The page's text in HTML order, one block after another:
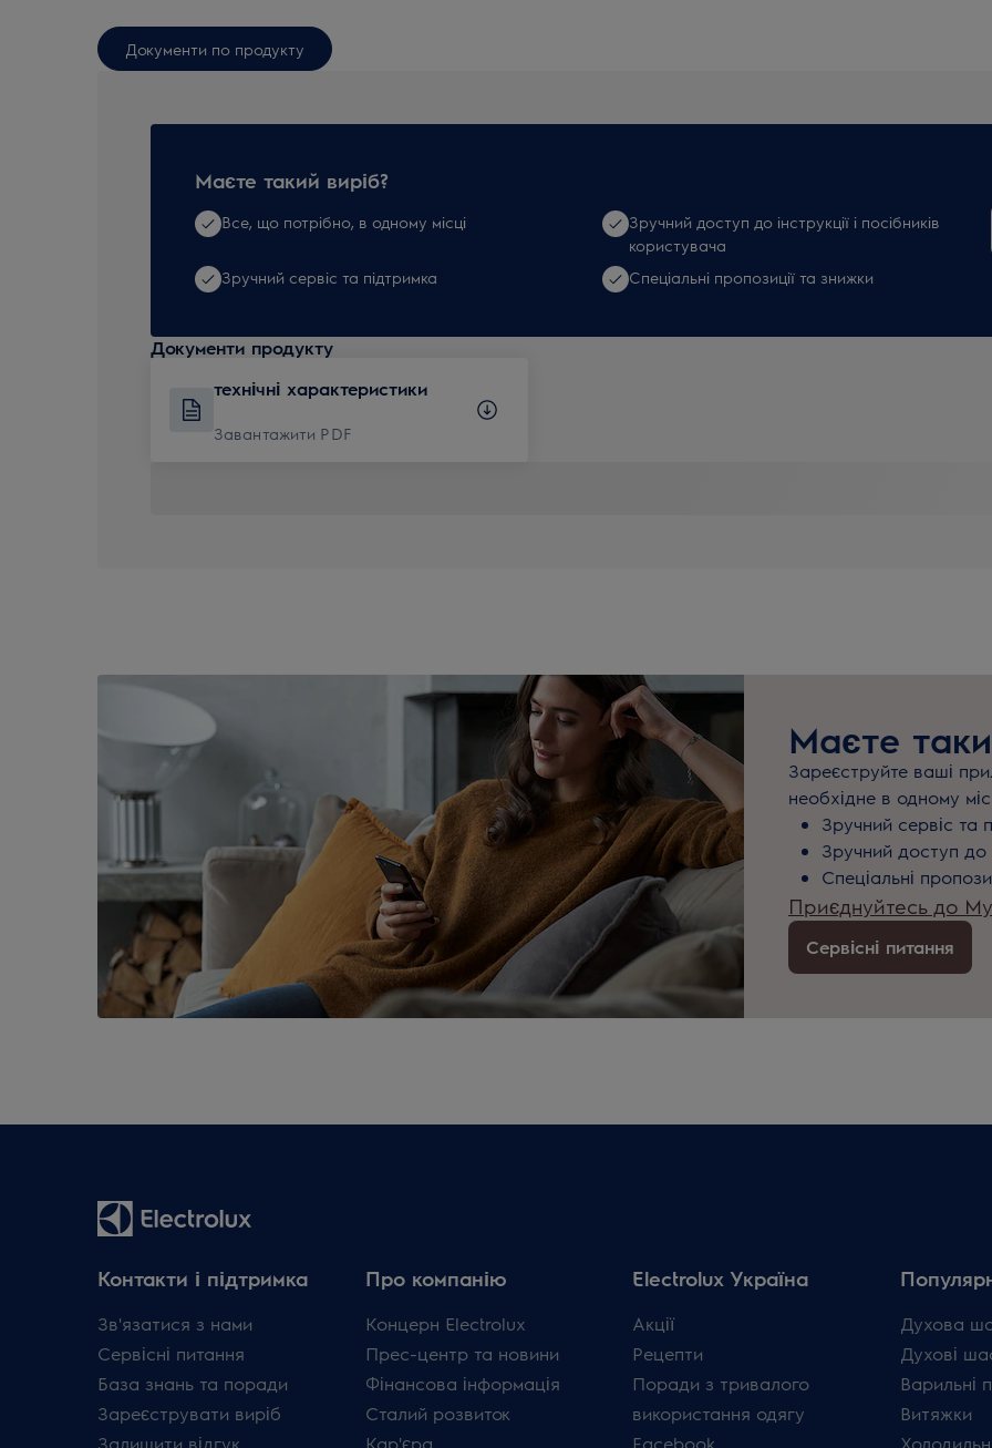
Документи по продукту
Маєте такий виріб?
Все, що потрібно, в одному місці
Зручний доступ до інструкції і посібників
користувача
Зручний сервіс та підтримка
Спеціальні пропозиції та знижки
Документи продукту
технічні характеристики
Завантажити PDF
Маєте
Зареєструйте ваші
необхідне в одному
Зручний сервіс та
Зручний доступ до
Спеціальні
Приєднуйтесь до
Сервісні питання
Контакти і підтримка
Зв'язатися з нами
Сервісні питання
База знань та поради
Зареєструвати виріб
Залишити відгук
Про компанію
Концерн Electrolux
Прес-центр та новини
Фінансова інформація
Сталий розвиток
Кар'єра
Electrolux Україна
Акції
Рецепти
Поради з тривалого
використання одягу
Facebook
Духова
Духові
Варильні
Витяжки